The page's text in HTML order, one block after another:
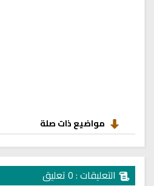
مواضيع ذات صلة
التعليقات : 0 تعليق